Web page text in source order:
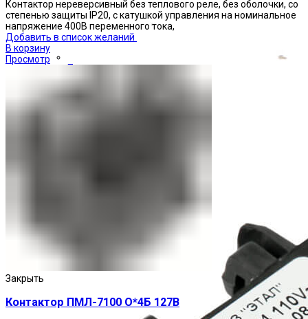
Приставки выдержки времени
Контактор нереверсивный без теплового реле, без оболочки, со
степенью защиты IP20, с катушкой управления на номинальное
напряжение 400В переменного тока,
Добавить в список желаний
В корзину
Просмотр
Закрыть
Контактор ПМЛ-7100 О*4Б 127В